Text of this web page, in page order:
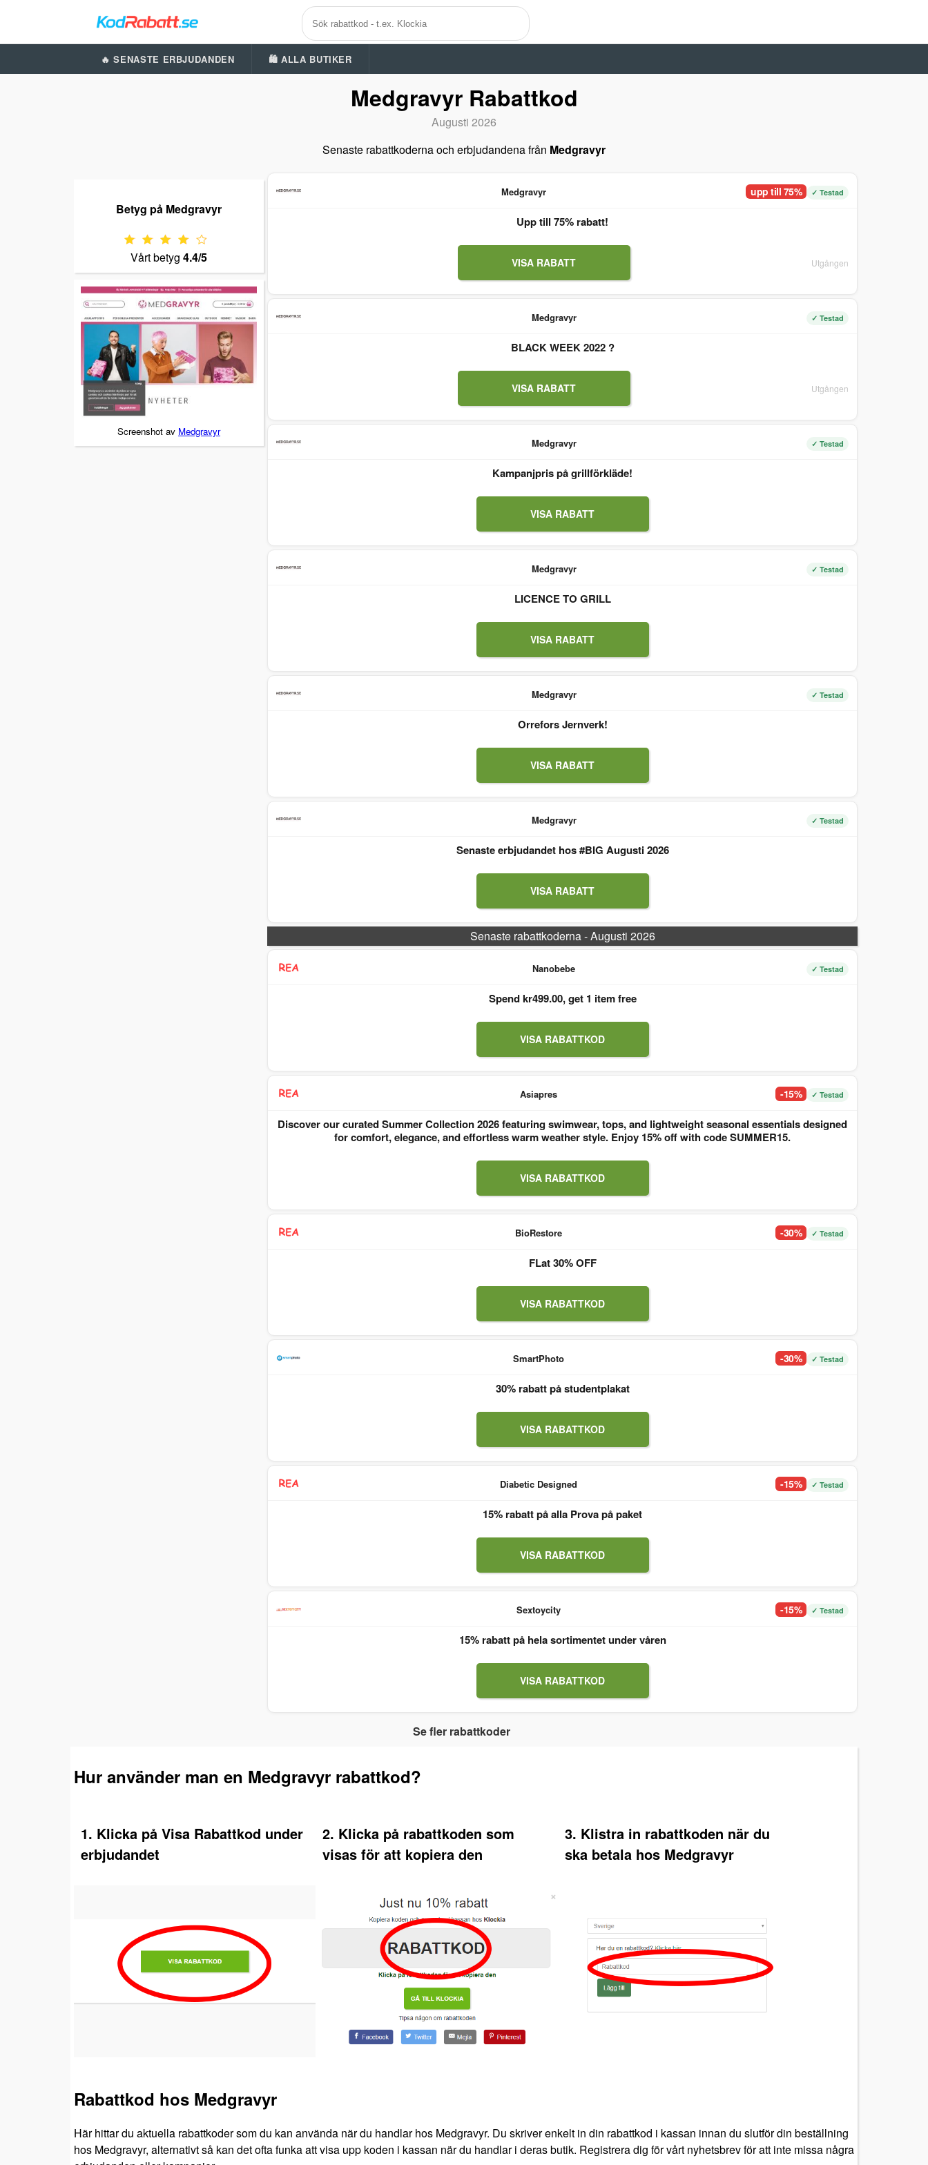
🔥 SENASTE ERBJUDANDEN 🛍️ ALLA BUTIKER
Medgravyr Rabattkod
Augusti 2026
Senaste rabattkoderna och erbjudandena från Medgravyr
Betyg på Medgravyr
Vårt betyg 4.4/5
Screenshot av Medgravyr
Medgravyr upp till 75% ✓ Testad
Upp till 75% rabatt!
VISA RABATT Utgången
Medgravyr ✓ Testad
BLACK WEEK 2022 ?
VISA RABATT Utgången
Medgravyr ✓ Testad
Kampanjpris på grillförkläde!
VISA RABATT
Medgravyr ✓ Testad
LICENCE TO GRILL
VISA RABATT
Medgravyr ✓ Testad
Orrefors Jernverk!
VISA RABATT
Medgravyr ✓ Testad
Senaste erbjudandet hos #BIG Augusti 2026
VISA RABATT
Senaste rabattkoderna - Augusti 2026
Nanobebe ✓ Testad
Spend kr499.00, get 1 item free
VISA RABATTKOD
Asiapres -15% ✓ Testad
Discover our curated Summer Collection 2026 featuring swimwear, tops, and lightweight seasonal essentials designed
for comfort, elegance, and effortless warm weather style. Enjoy 15% off with code SUMMER15.
VISA RABATTKOD
BioRestore -30% ✓ Testad
FLat 30% OFF
VISA RABATTKOD
SmartPhoto -30% ✓ Testad
30% rabatt på studentplakat
VISA RABATTKOD
Diabetic Designed -15% ✓ Testad
15% rabatt på alla Prova på paket
VISA RABATTKOD
Sextoycity -15% ✓ Testad
15% rabatt på hela sortimentet under våren
VISA RABATTKOD
Se fler rabattkoder
Hur använder man en Medgravyr rabattkod?
1. Klicka på Visa Rabattkod under
erbjudandet
2. Klicka på rabattkoden som
visas för att kopiera den
3. Klistra in rabattkoden när du
ska betala hos Medgravyr
Rabattkod hos Medgravyr
Här hittar du aktuella rabattkoder som du kan använda när du handlar hos Medgravyr. Du skriver enkelt in din rabattkod i kassan innan du slutför din beställning
hos Medgravyr, alternativt så kan det ofta funka att visa upp koden i kassan när du handlar i deras butik. Registrera dig för vårt nyhetsbrev för att inte missa några